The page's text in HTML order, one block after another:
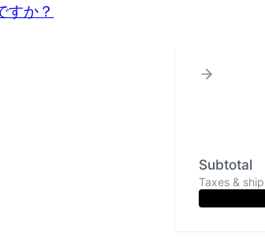
すか？
Subtotal
Taxes &